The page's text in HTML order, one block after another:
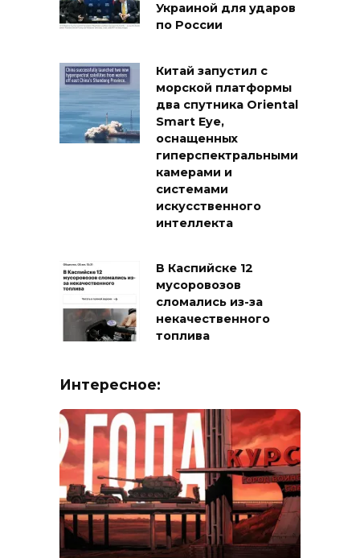
Украиной для ударов
по России
Китай запустил с
морской платформы
два спутника Oriental
Smart Eye,
оснащенных
гиперспектральными
камерами и
системами
искусственного
интеллекта
В Каспийске 12
мусоровозов
сломались из-за
некачественного
топлива
Интересное: